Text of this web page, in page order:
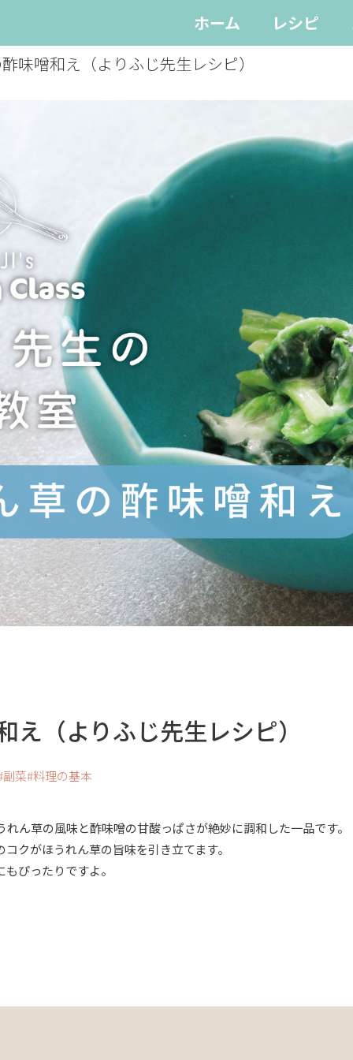
ホーム レシピ
味噌和え（よりふじ先生レシピ）
（よりふじ先生レシピ）
副菜 料理の基本
ん草の風味と酢味噌の甘酸っぱさが絶妙に調和した一品です。
クがほうれん草の旨味を引き立てます。
ぴったりですよ。